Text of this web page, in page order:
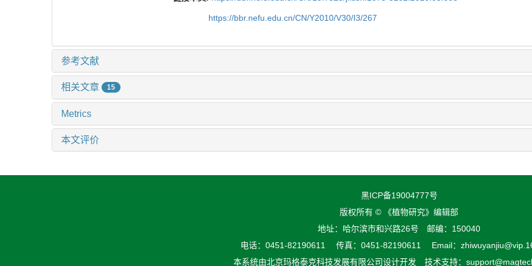
https://bbr.nefu.edu.cn/CN/Y2010/V30/I3/267
参考文献
相关文章 15
Metrics
本文评价
黑ICP备19004777号
版权所有 © 《植物研究》编辑部
地址：哈尔滨市和兴路26号 邮编：150040
电话：0451-82190611 传真：0451-82190611 Email：
本系统由北京玛格泰克科技发展有限公司设计开发 技术支持：